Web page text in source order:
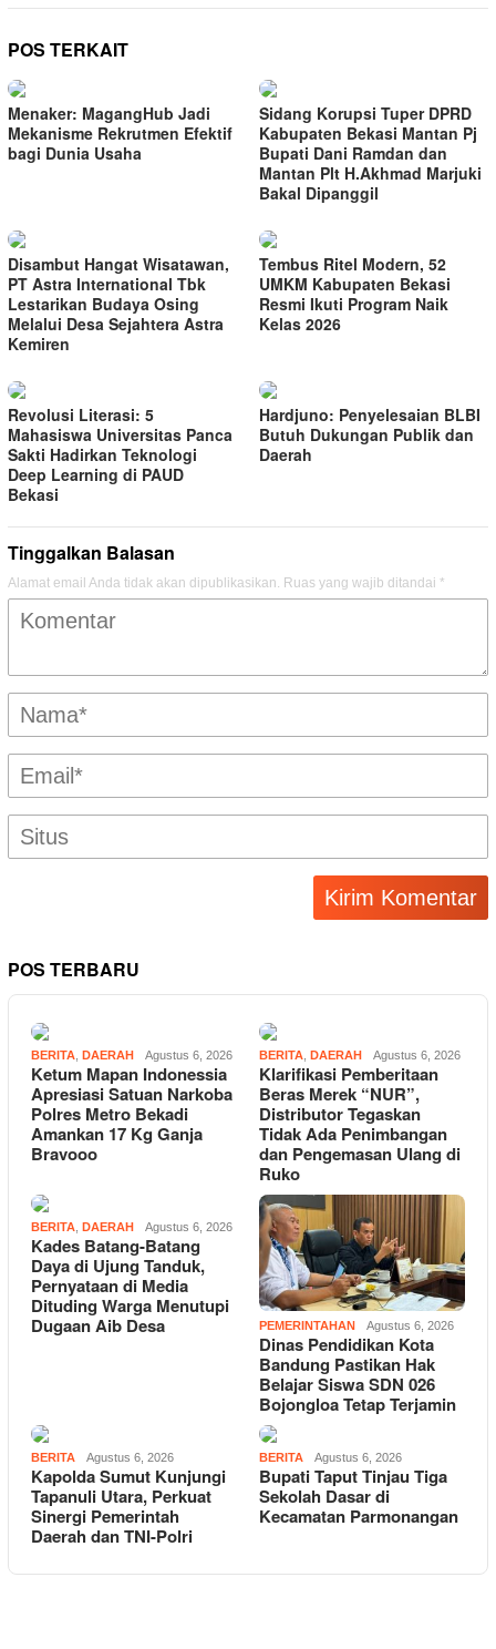
POS TERKAIT
Menaker: MagangHub Jadi
Mekanisme Rekrutmen Efektif
bagi Dunia Usaha
Sidang Korupsi Tuper DPRD
Kabupaten Bekasi Mantan Pj
Bupati Dani Ramdan dan
Mantan Plt H.Akhmad Marjuki
Bakal Dipanggil
Disambut Hangat Wisatawan,
PT Astra International Tbk
Lestarikan Budaya Osing
Melalui Desa Sejahtera Astra
Kemiren
Tembus Ritel Modern, 52
UMKM Kabupaten Bekasi
Resmi Ikuti Program Naik
Kelas 2026
Revolusi Literasi: 5
Mahasiswa Universitas Panca
Sakti Hadirkan Teknologi
Deep Learning di PAUD
Bekasi
Hardjuno: Penyelesaian BLBI
Butuh Dukungan Publik dan
Daerah
Tinggalkan Balasan
Alamat email Anda tidak akan dipublikasikan. Ruas yang wajib ditandai *
POS TERBARU
BERITA DAERAH Agustus 6, 2026
Ketum Mapan Indonessia
Apresiasi Satuan Narkoba
Polres Metro Bekadi
Amankan 17 Kg Ganja
Bravooo
BERITA DAERAH Agustus 6, 2026
Klarifikasi Pemberitaan
Beras Merek “NUR”,
Distributor Tegaskan
Tidak Ada Penimbangan
dan Pengemasan Ulang di
Ruko
BERITA DAERAH Agustus 6, 2026
Kades Batang-Batang
Daya di Ujung Tanduk,
Pernyataan di Media
Dituding Warga Menutupi
Dugaan Aib Desa
PEMERINTAHAN Agustus 6, 2026
Dinas Pendidikan Kota
Bandung Pastikan Hak
Belajar Siswa SDN 026
Bojongloa Tetap Terjamin
BERITA Agustus 6, 2026
Kapolda Sumut Kunjungi
Tapanuli Utara, Perkuat
Sinergi Pemerintah
Daerah dan TNI-Polri
BERITA Agustus 6, 2026
Bupati Taput Tinjau Tiga
Sekolah Dasar di
Kecamatan Parmonangan